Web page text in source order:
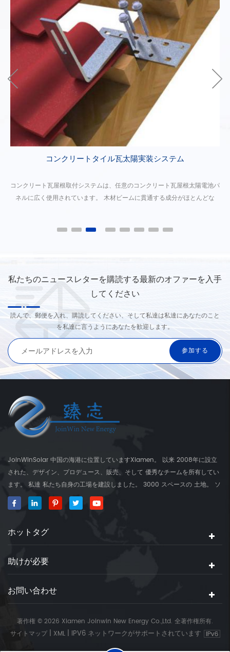
コンクリートタイル瓦太陽実装システム
コンクリート瓦屋根取付システムは、任意のコンクリート瓦屋根太陽電池パ
ネルに広く使用されています。 木材ビームに貫通する成分がほとんどな
私たちのニュースレターを購読する最新のオファーを入手
してください
読んで、郵便を入れ、購読してください、そして私達は私達にあなたのこと
を私達に言うようにあなたを歓迎します。
JoinWinSolar 中国の海港に位置していますXiamen。 以来 2008年に設立
された、デザイン、プロデュース、販売、そして 優秀なチームを所有してい
ます。 私達 私たち自身の工場を建設しました。 3000 スペースの 土地。 ソ
ーラーマウンティングブラケットのグローバルサプライヤー、 JoinwinSolar
世界の周りの顧客に付加価値を作成しました。 ◆私たちの 製品
びアクセサリー 2、タイル ルーフソーラーマウントシステムとアクセサリー
3、 コンクリートフラットルーフソーラーマウントシステムとアクセサリー
4、ソーラーマウントアクセサリー 5、ワイヤー管理用製品 6、RVソーラー
パネルの取り付けブラケット 7、グラウンドネジ 私達 住宅と商業向けの世界
イル油圧プレス、パンチング機、鋼板剪断器、曲げ機、自動溶接機、シュリ
サービス 私達 デザイン、製造および設置ガイドを含むソーラーパネルマウン
トソリューションを使用します。クライアントの 要求
ホットタグ
助けが必要
お問い合わせ
著作権 © 2026 Xiamen Joinwin New Energy Co.,Ltd. 全著作権所有.
サイトマップ| XML| IPV6 ネットワークがサポートされています